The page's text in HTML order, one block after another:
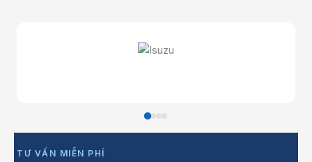
TƯ VẤN MIỄN PHÍ